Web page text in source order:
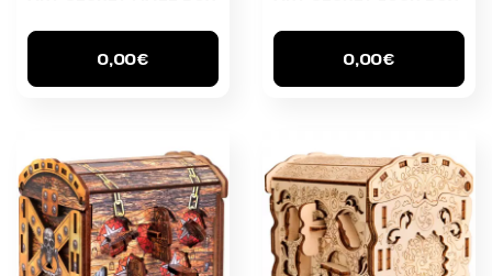
0,00€ 0,00€